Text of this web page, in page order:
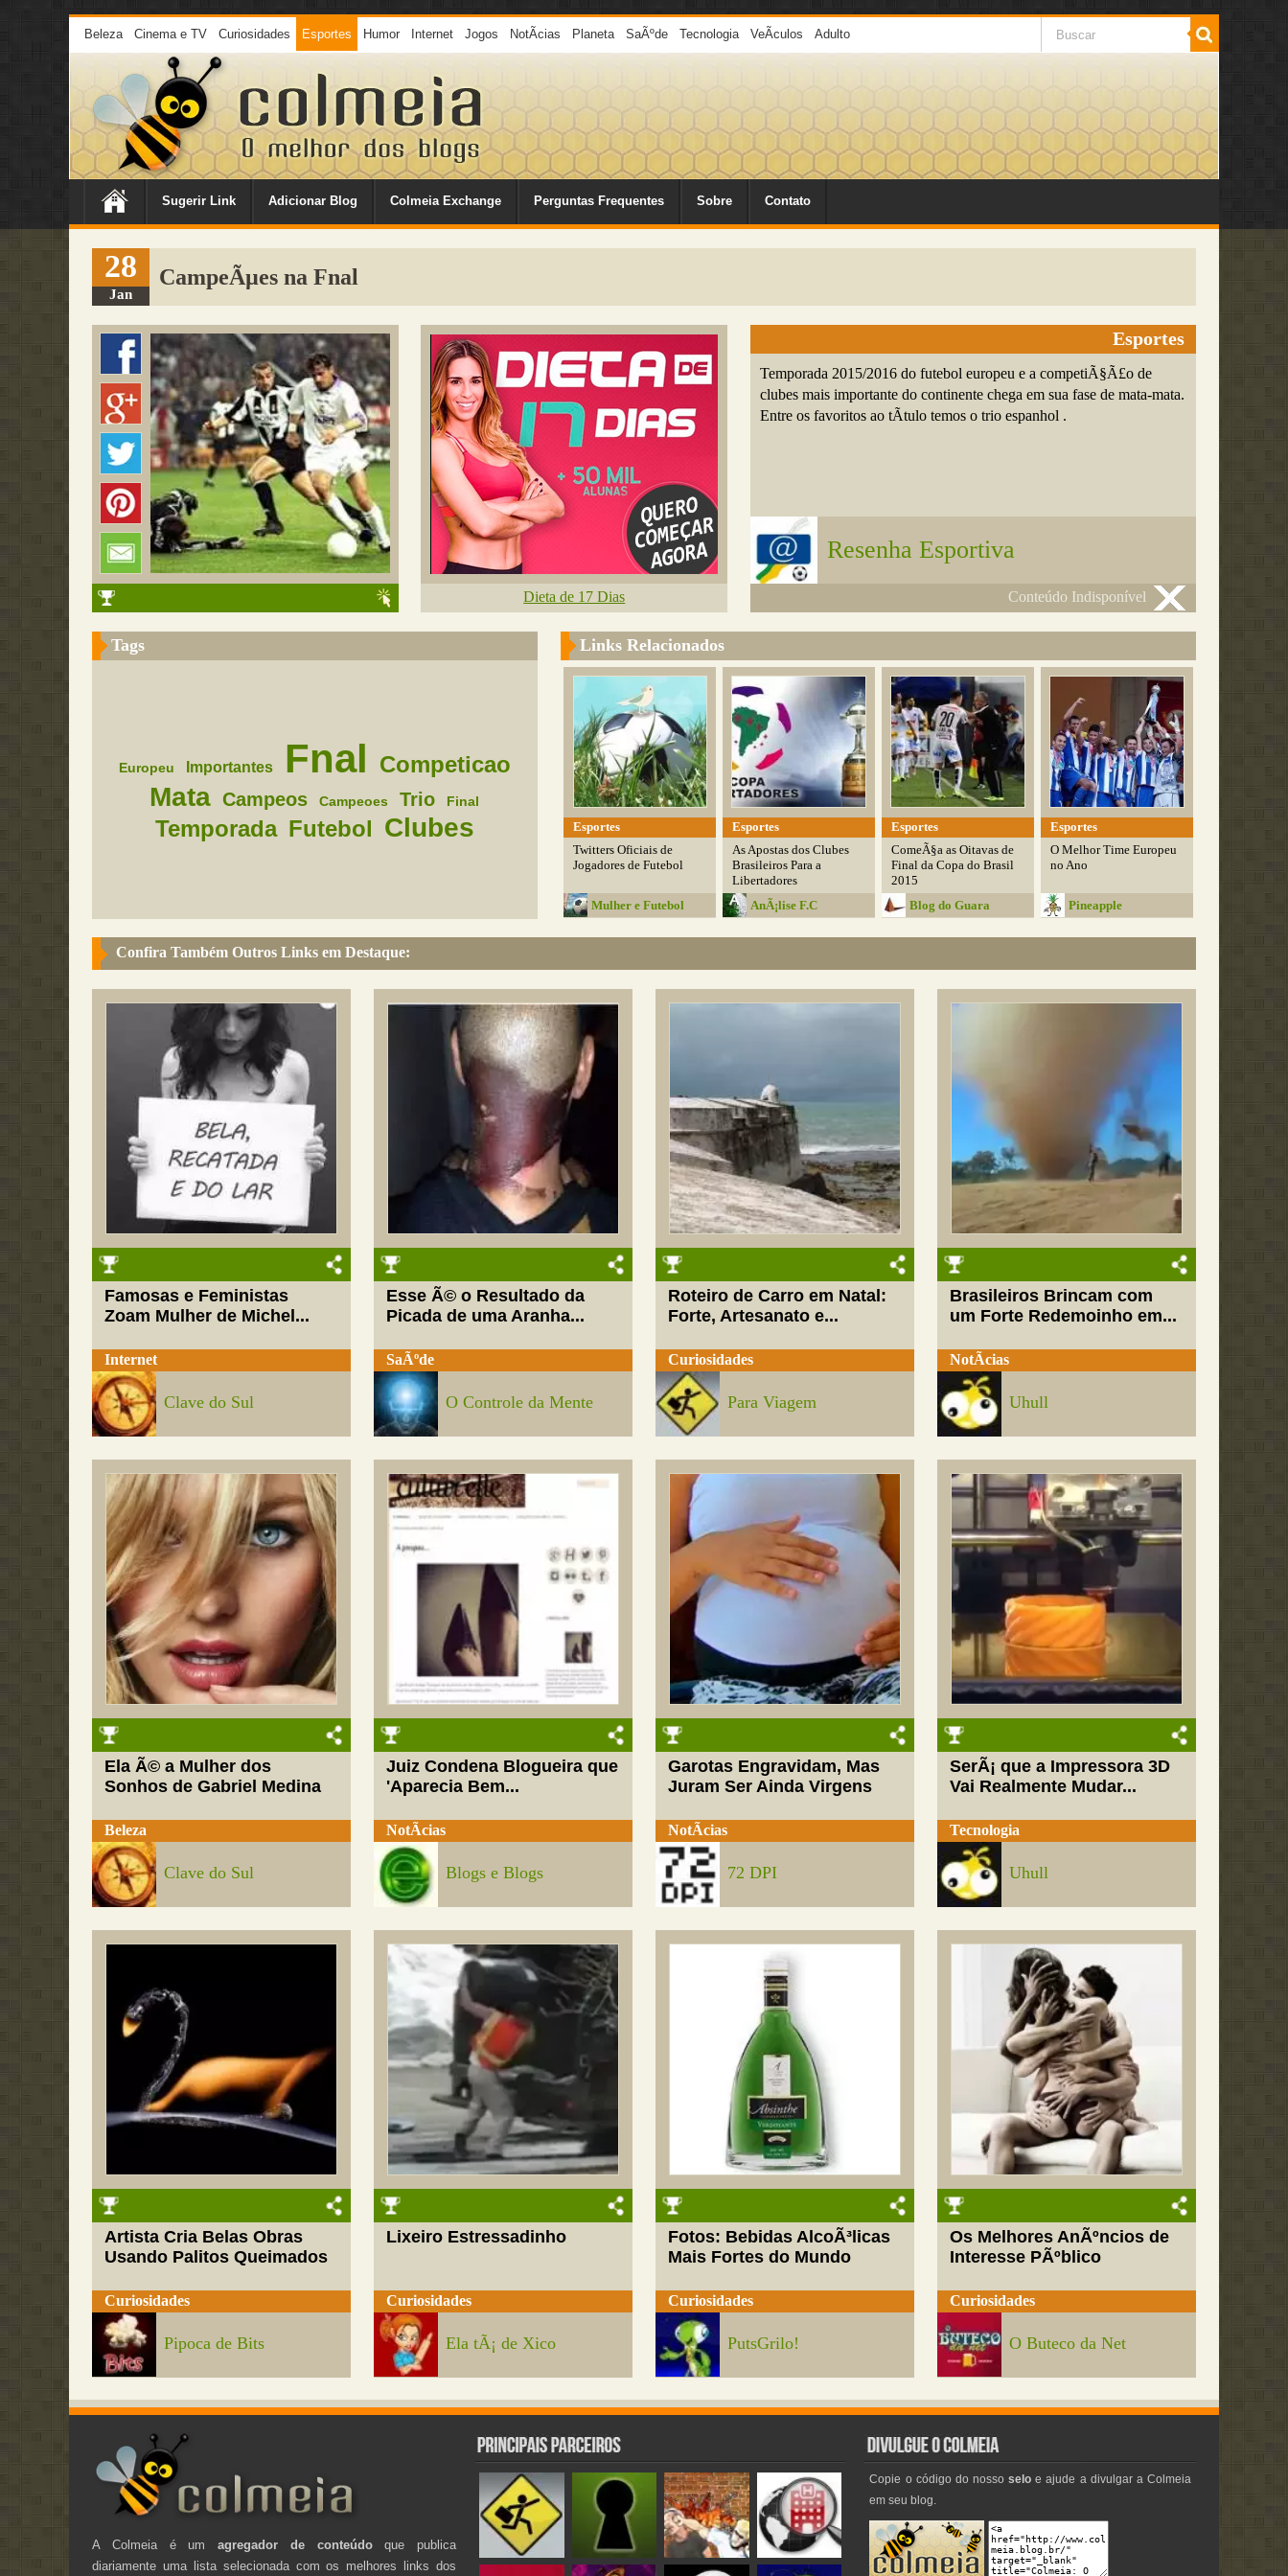
Beleza Cinema e TV Curiosidades Esportes Humor Internet Jogos NotÃ­cias Planeta SaÃºde Tecnologia VeÃ­culos Adulto
Sugerir Link Adicionar Blog Colmeia Exchange Perguntas Frequentes Sobre Contato
28
Jan
CampeÃµes na Fnal
Dieta de 17 Dias
Esportes
Temporada 2015/2016 do futebol europeu e a competiÃ§Ã£o de
clubes mais importante do continente chega em sua fase de mata-mata.
Entre os favoritos ao tÃ­tulo temos o trio espanhol .
Resenha Esportiva
Conteúdo Indisponível
Tags
Europeu Importantes Fnal Competicao
Mata Campeos Campeoes Trio Final
Temporada Futebol Clubes
Links Relacionados
Esportes
Twitters Oficiais de
Jogadores de Futebol
Mulher e Futebol
Esportes
As Apostas dos Clubes
Brasileiros Para a
Libertadores
AnÃ¡lise F.C
Esportes
ComeÃ§a as Oitavas de
Final da Copa do Brasil
2015
Blog do Guara
Esportes
O Melhor Time Europeu
no Ano
Pineapple
Confira Também Outros Links em Destaque:
Famosas e Feministas
Zoam Mulher de Michel...
Internet
Clave do Sul
Esse Ã© o Resultado da
Picada de uma Aranha...
SaÃºde
O Controle da Mente
Roteiro de Carro em Natal:
Forte, Artesanato e...
Curiosidades
Para Viagem
Brasileiros Brincam com
um Forte Redemoinho em...
NotÃ­cias
Uhull
Ela Ã© a Mulher dos
Sonhos de Gabriel Medina
Beleza
Clave do Sul
Juiz Condena Blogueira que
'Aparecia Bem...
NotÃ­cias
Blogs e Blogs
Garotas Engravidam, Mas
Juram Ser Ainda Virgens
NotÃ­cias
72 DPI
SerÃ¡ que a Impressora 3D
Vai Realmente Mudar...
Tecnologia
Uhull
Artista Cria Belas Obras
Usando Palitos Queimados
Curiosidades
Pipoca de Bits
Lixeiro Estressadinho
Curiosidades
Ela tÃ¡ de Xico
Fotos: Bebidas AlcoÃ³licas
Mais Fortes do Mundo
Curiosidades
PutsGrilo!
Os Melhores AnÃºncios de
Interesse PÃºblico
Curiosidades
O Buteco da Net
A Colmeia é umagregador de conteúdoque publica
diariamente uma lista selecionada com os melhores links dos
Copie o código do nossoselo e ajude a divulgar a Colmeia
em seu blog.